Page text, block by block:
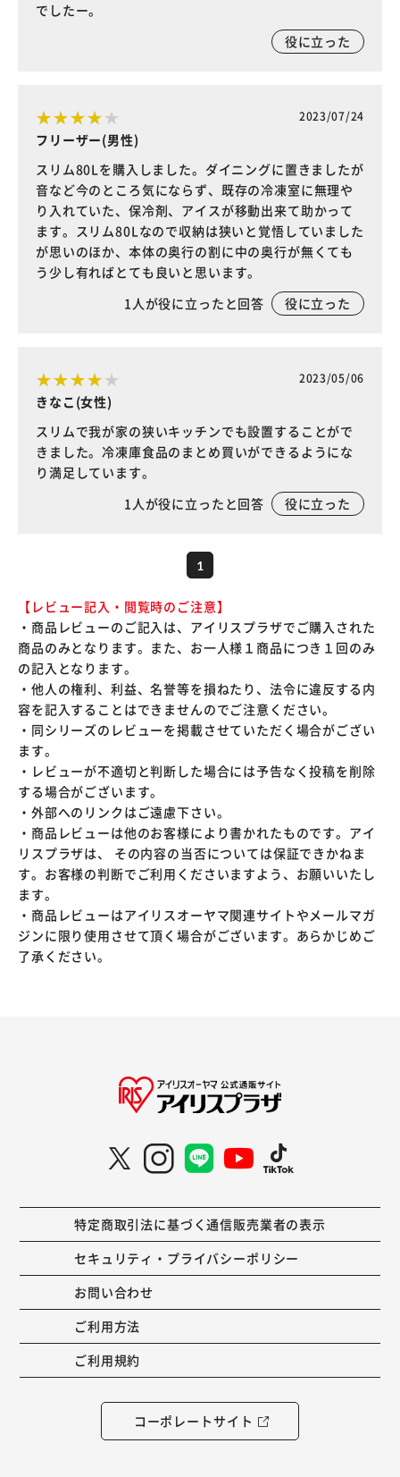
でしたー。
役に立った
2023/07/24
フリーザー(男性)
スリム80Lを購入しました。ダイニングに置きましたが
音など今のところ気にならず、既存の冷凍室に無理や
り入れていた、保冷剤、アイスが移動出来て助かって
ます。スリム80Lなので収納は狭いと覚悟していました
が思いのほか、本体の奥行の割に中の奥行が無くても
う少し有ればとても良いと思います。
1人が役に立ったと回答 役に立った
2023/05/06
きなこ(女性)
スリムで我が家の狭いキッチンでも設置することがで
きました。冷凍庫食品のまとめ買いができるようにな
り満足しています。
1人が役に立ったと回答 役に立った
1
【レビュー記入・閲覧時のご注意】
・商品レビューのご記入は、アイリスプラザでご購入された
商品のみとなります。また、お一人様１商品につき１回のみ
の記入となります。
・他人の権利、利益、名誉等を損ねたり、法令に違反する内
容を記入することはできませんのでご注意ください。
・同シリーズのレビューを掲載させていただく場合がござい
ます。
・レビューが不適切と判断した場合には予告なく投稿を削除
する場合がございます。
・外部へのリンクはご遠慮下さい。
・商品レビューは他のお客様により書かれたものです。アイ
リスプラザは、 その内容の当否については保証できかねま
す。お客様の判断でご利用くださいますよう、お願いいたし
ます。
・商品レビューはアイリスオーヤマ関連サイトやメールマガ
ジンに限り使用させて頂く場合がございます。あらかじめご
了承ください。
特定商取引法に基づく通信販売業者の表示
セキュリティ・プライバシーポリシー
お問い合わせ
ご利用方法
ご利用規約
コーポレートサイト